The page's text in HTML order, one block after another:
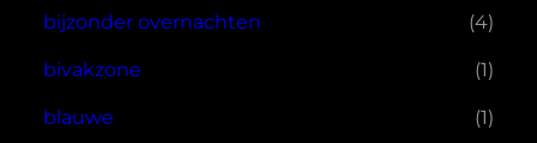
bijzonder overnachten (4)
bivakzone (1)
blauwe (1)